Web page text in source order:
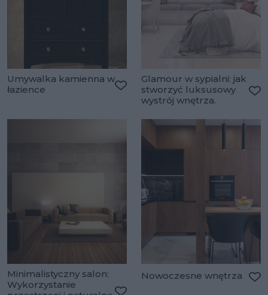
Umywalka kamienna w
łazience
Dodaj do ulubionych
Glamour w sypialni: jak
stworzyć luksusowy
wystrój wnętrza.
Minimalistyczny salon:
Wykorzystanie
Nowoczesne wnętrza